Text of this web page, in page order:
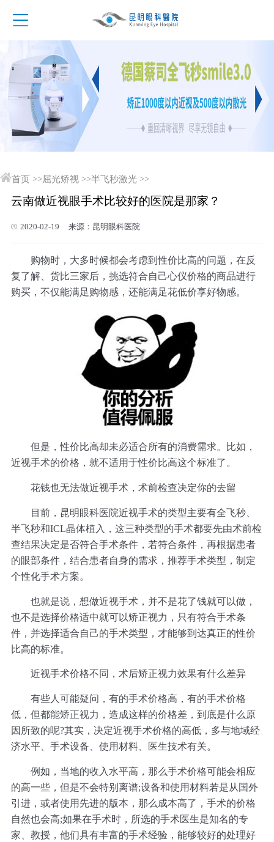
首页 >>屈光矫视 >>半飞秒激光 >>
云南做近视眼手术比较好的医院是那家？
2020-02-19 来源：昆明眼科医院
购物时，大多时候都会考虑到性价比高的问题，在反
复了解、货比三家后，挑选符合自己心仪价格的商品进行
购买，不仅能满足购物感，还能满足花低价享好物感。
但是，性价比高却未必适合所有的消费需求。比如，
近视手术的价格，就不适用于性价比高这个标准了。
花钱也无法做近视手术，术前检查决定你的去留
目前，昆明眼科医院近视手术的类型主要有全飞秒、
半飞秒和ICL晶体植入，这三种类型的手术都要先由术前检
查结果决定是否符合手术条件，若符合条件，再根据患者
的眼部条件，结合患者自身的需求，推荐手术类型，制定
个性化手术方案。
也就是说，想做近视手术，并不是花了钱就可以做，
也不是选择价格适中就可以矫正视力，只有符合手术条
件，并选择适合自己的手术类型，才能够到达真正的性价
比高的标准。
近视手术价格不同，术后矫正视力效果有什么差异
有些人可能疑问，有的手术价格高，有的手术价格
低，但都能矫正视力，造成这样的价格差，到底是什么原
因所致的呢?其实，决定近视手术价格的高低，多与地域经
济水平、手术设备、使用材料、医生技术有关。
例如，当地的收入水平高，那么手术价格可能会相应
的高一些，但是不会特别离谱;设备和使用材料若是从国外
引进，或者使用先进的版本，那么成本高了，手术的价格
自然也会高;如果在手术时，所选的手术医生是知名的专
家、教授，他们具有丰富的手术经验，能够较好的处理好